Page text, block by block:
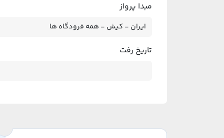
مبدا پرواز
تاریخ رفت